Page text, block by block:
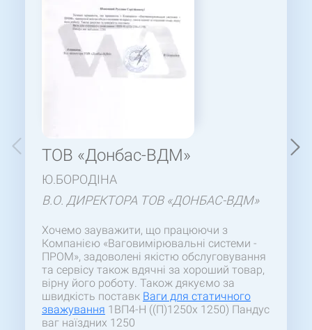
ТОВ «Донбас-ВДМ»
Ю.БОРОДІНА
В.О. ДИРЕКТОРА ТОВ «ДОНБАС-ВДМ»
Хочемо зауважити, що працюючи з
Компанією «Ваговимірювальні системи -
ПРОМ», задоволені якістю обслуговування
та сервісу також вдячні за хороший товар,
вірну його роботу. Також дякуємо за
швидкість поставк Ваги для статичного
зважування 1ВП4-Н ((П)1250х 1250) Пандус
ваг наїздних 1250